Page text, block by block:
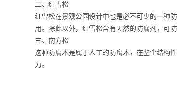
二、红雪松
红雪松在景观公园设计中也是必不可少的一种
用。除此以外，红雪松含有天然的防腐剂，可
三、南方松
这种防腐木是属于人工的防腐木，在整个结构
力。